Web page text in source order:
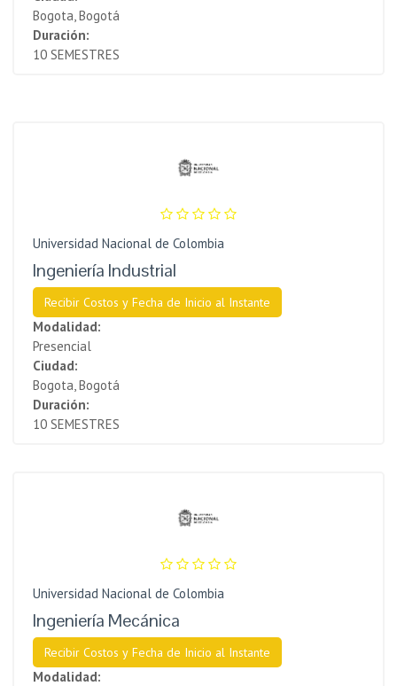
Bogota, Bogotá
Duración:
10 SEMESTRES
Universidad Nacional de Colombia
Ingeniería Industrial
Recibir Costos y Fecha de Inicio al Instante
Modalidad:
Presencial
Ciudad:
Bogota, Bogotá
Duración:
10 SEMESTRES
Universidad Nacional de Colombia
Ingeniería Mecánica
Recibir Costos y Fecha de Inicio al Instante
Modalidad: